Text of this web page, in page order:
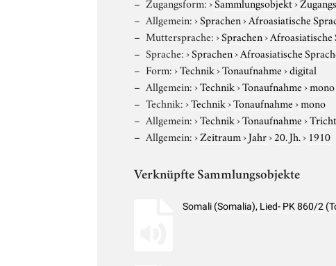
Allgemein:›Sprachen›Afroasiatische
Muttersprache:›Sprachen›Afroasiatische
Sprache:›Sprachen›Afroasiatische
Form:›Technik›Tonaufnahme›digital
Allgemein:›Technik›Tonaufnahme›mono
Technik:›Technik›Tonaufnahme›mono
Allgemein:›Technik›Tonaufnahme›
Allgemein:›Zeitraum›Jahr›20. Jh.› 1910
Verknüpfte Sammlungsobjekte
Somali (Somalia), Lied- PK 860/2